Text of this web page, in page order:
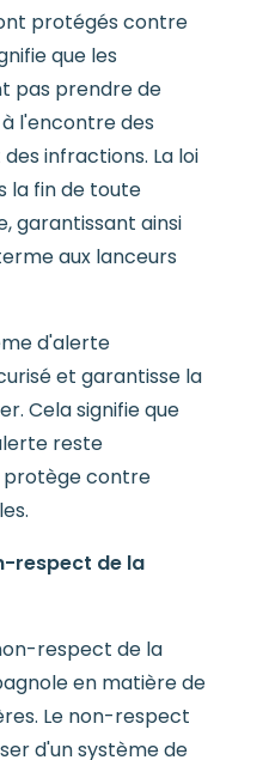
protégés contre
que les
pas prendre de
l'encontre des
infractions. La loi
la fin de toute
garantissant ainsi
aux lanceurs
d'alerte
et garantisse la
Cela signifie que
reste
protège contre
respect de la
respect de la
en matière de
Le non-respect
d'un système de